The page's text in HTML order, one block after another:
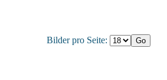
Bilder pro Seite: